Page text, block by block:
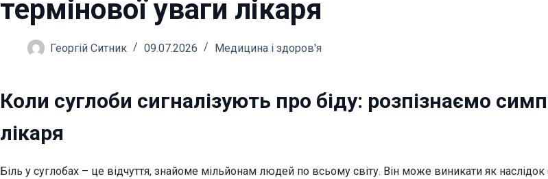
термінової уваги лікаря
Георгій Ситник 09.07.2026 Медицина і здоров'я
Коли суглоби сигналізують про біду: розпізнаємо
лікаря
Біль у суглобах – це відчуття, знайоме мільйонам людей по всьому світу. Він може виникати як наслідок